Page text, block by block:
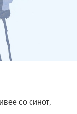
со синот,